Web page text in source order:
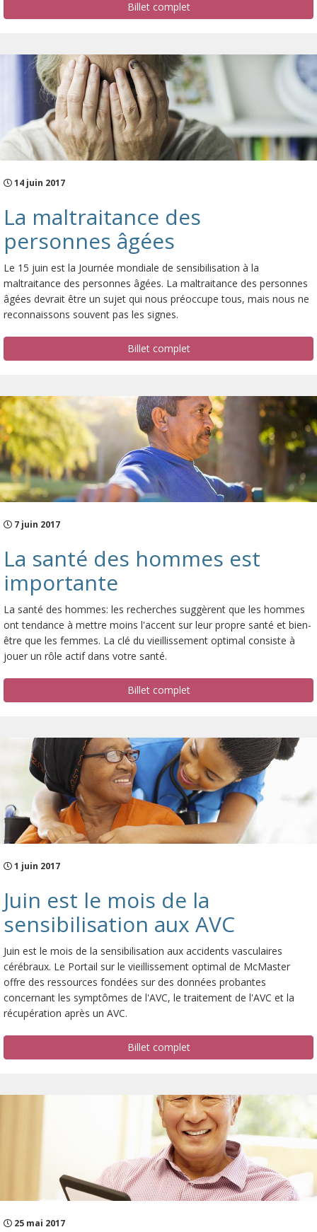
Billet complet
14 juin 2017
La maltraitance des
personnes âgées
Le 15 juin est la Journée mondiale de sensibilisation à la
maltraitance des personnes âgées. La maltraitance des personnes
âgées devrait être un sujet qui nous préoccupe tous, mais nous ne
reconnaissons souvent pas les signes.
Billet complet
7 juin 2017
La santé des hommes est
importante
La santé des hommes: les recherches suggèrent que les hommes
ont tendance à mettre moins l'accent sur leur propre santé et bien-
être que les femmes. La clé du vieillissement optimal consiste à
jouer un rôle actif dans votre santé.
Billet complet
1 juin 2017
Juin est le mois de la
sensibilisation aux AVC
Juin est le mois de la sensibilisation aux accidents vasculaires
cérébraux. Le Portail sur le vieillissement optimal de McMaster
offre des ressources fondées sur des données probantes
concernant les symptômes de l'AVC, le traitement de l'AVC et la
récupération après un AVC.
Billet complet
25 mai 2017